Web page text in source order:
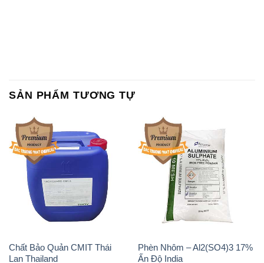
SẢN PHẨM TƯƠNG TỰ
Chất Bảo Quản CMIT Thái
Lan Thailand
Phèn Nhôm – Al2(SO4)3 17%
Ấn Độ India